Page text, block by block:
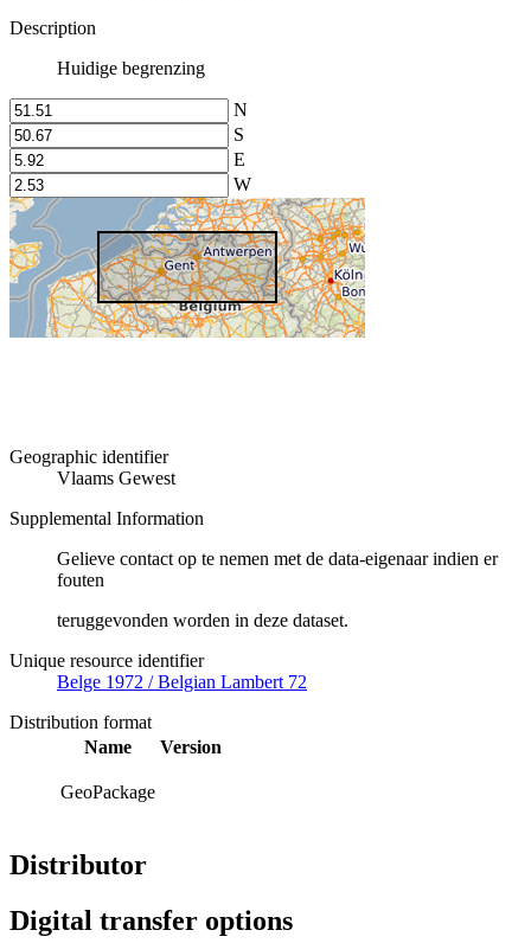
Description
Huidige begrenzing
N
S
E
W
Geographic identifier
Vlaams Gewest
Supplemental Information
Gelieve contact op te nemen met de data-eigenaar indien er
fouten
teruggevonden worden in deze dataset.
Unique resource identifier
Belge 1972 / Belgian Lambert 72
Distribution format
Name
Version
GeoPackage
Distributor
Digital transfer options